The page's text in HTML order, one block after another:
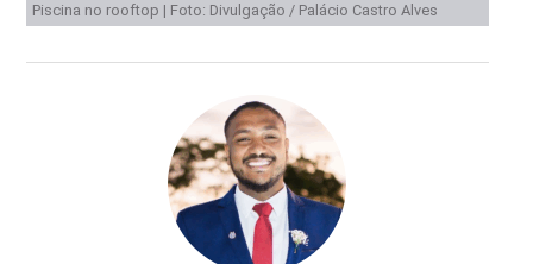
Piscina no rooftop | Foto: Divulgação / Palácio Castro Alves